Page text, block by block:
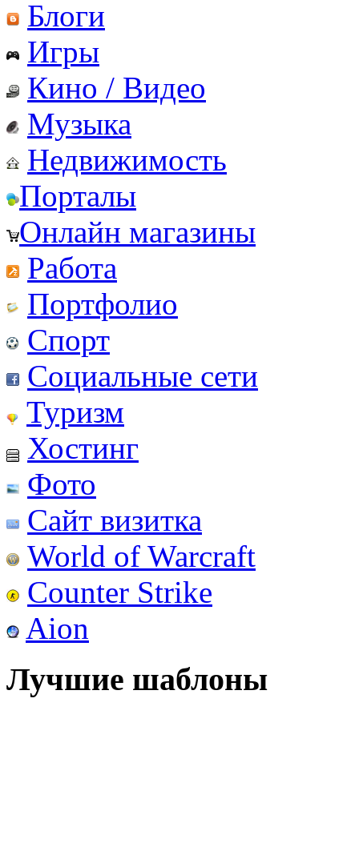
Блоги
Игры
Кино / Видео
Музыка
Недвижимость
Порталы
Онлайн магазины
Работа
Портфолио
Спорт
Социальные сети
Туризм
Хостинг
Фото
Сайт визитка
World of Warcraft
Counter Strike
Aion
Лучшие шаблоны